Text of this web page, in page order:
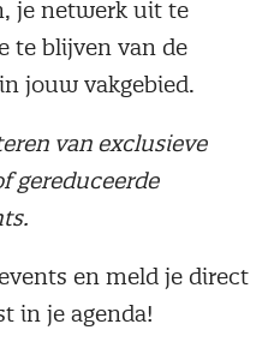
je netwerk uit te
te blijven van de
jouw vakgebied.
van exclusieve
gereduceerde
en meld je direct
in je agenda!